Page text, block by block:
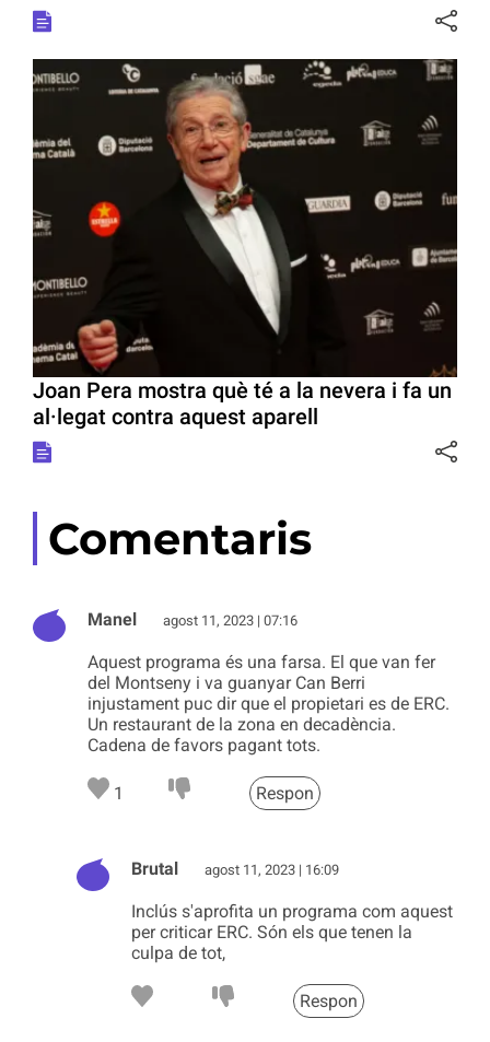
Joan Pera mostra què té a la nevera i fa un
al·legat contra aquest aparell
Comentaris
Manel agost 11, 2023 | 07:16
Aquest programa és una farsa. El que van fer
del Montseny i va guanyar Can Berri
injustament puc dir que el propietari es de ERC.
Un restaurant de la zona en decadència.
Cadena de favors pagant tots.
1 Respon
Brutal agost 11, 2023 | 16:09
Inclús s'aprofita un programa com aquest
per criticar ERC. Són els que tenen la
culpa de tot,
Respon